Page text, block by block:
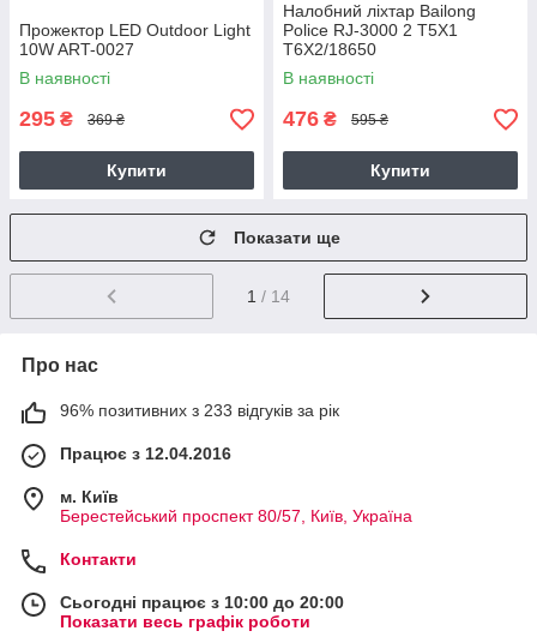
Прожектор LED Outdoor Light
10W ART-0027
В наявності
295 ₴ 369 ₴
Купити
Налобний ліхтар Bailong
Police RJ-3000 2 T5X1
T6X2/18650
В наявності
476 ₴ 595 ₴
Купити
Показати ще
1 / 14
Про нас
96% позитивних з 233 відгуків за рік
Працює з 12.04.2016
м. Київ
Берестейський проспект 80/57, Київ, Україна
Контакти
Сьогодні працює з 10:00 до 20:00
Показати весь графік роботи